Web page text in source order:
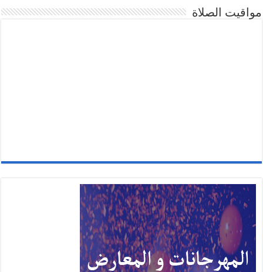
مواقيت الصلاة